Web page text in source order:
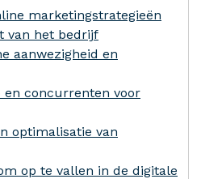
marketingstrategieën
van het bedrijf
aanwezigheid en
en concurrenten voor
optimalisatie van
op te vallen in de digitale